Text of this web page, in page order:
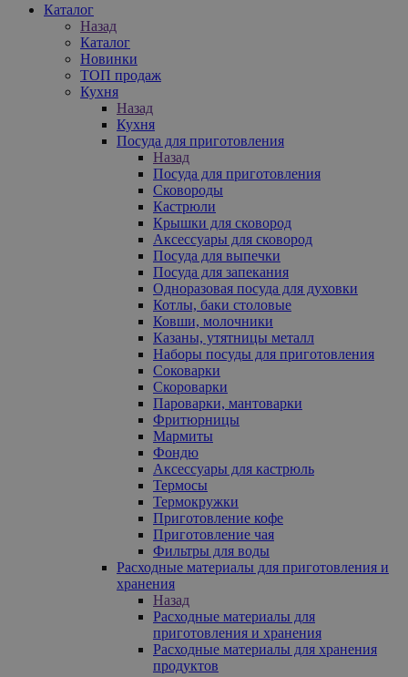
Каталог
Назад
Каталог
Новинки
ТОП продаж
Кухня
Назад
Кухня
Посуда для приготовления
Назад
Посуда для приготовления
Сковороды
Кастрюли
Крышки для сковород
Аксессуары для сковород
Посуда для выпечки
Посуда для запекания
Одноразовая посуда для духовки
Котлы, баки столовые
Ковши, молочники
Казаны, утятницы металл
Наборы посуды для приготовления
Соковарки
Скороварки
Пароварки, мантоварки
Фритюрницы
Мармиты
Фондю
Аксессуары для кастрюль
Термосы
Термокружки
Приготовление кофе
Приготовление чая
Фильтры для воды
Расходные материалы для приготовления и
хранения
Назад
Расходные материалы для
приготовления и хранения
Расходные материалы для хранения
продуктов